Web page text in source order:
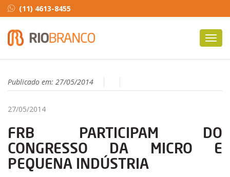
(11) 4613-8455
Publicado em: 27/05/2014
27/05/2014
FRB PARTICIPAM DO
CONGRESSO DA MICRO E
PEQUENA INDÚSTRIA